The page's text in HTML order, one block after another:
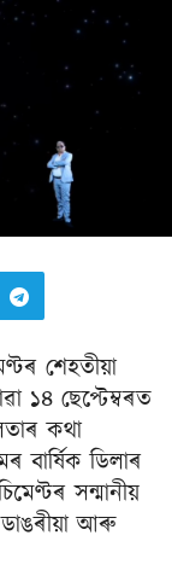
শেহতীয়া
১৪ ছেপ্টেম্বৰত
কথা
বাৰ্ষিক ডিলাৰ
সন্মানীয়
ডাঙৰীয়া আৰু